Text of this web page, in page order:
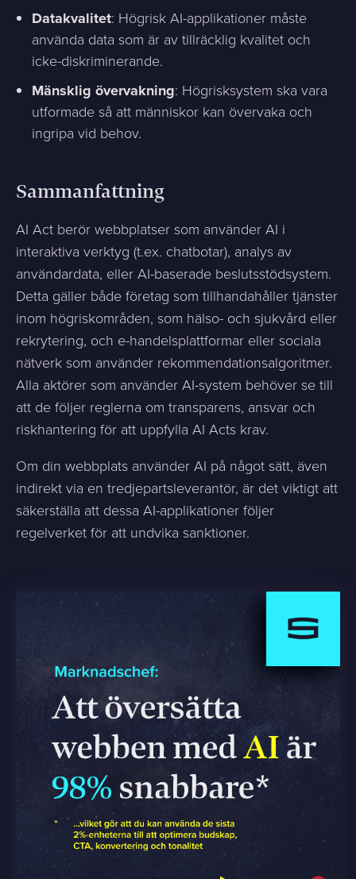
Datakvalitet: Högrisk AI-applikationer måste
använda data som är av tillräcklig kvalitet och
icke-diskriminerande.
Mänsklig övervakning: Högrisksystem ska vara
utformade så att människor kan övervaka och
ingripa vid behov.
Sammanfattning
AI Act berör webbplatser som använder AI i
interaktiva verktyg (t.ex. chatbotar), analys av
användardata, eller AI-baserade beslutsstödsystem.
Detta gäller både företag som tillhandahåller tjänster
inom högriskområden, som hälso- och sjukvård eller
rekrytering, och e-handelsplattformar eller sociala
nätverk som använder rekommendationsalgoritmer.
Alla aktörer som använder AI-system behöver se till
att de följer reglerna om transparens, ansvar och
riskhantering för att uppfylla AI Acts krav.
Om din webbplats använder AI på något sätt, även
indirekt via en tredjepartsleverantör, är det viktigt att
säkerställa att dessa AI-applikationer följer
regelverket för att undvika sanktioner.